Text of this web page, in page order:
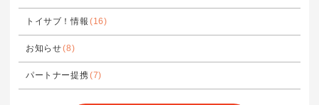
トイサブ！情報 (16)
お知らせ(8)
パートナー提携(7)